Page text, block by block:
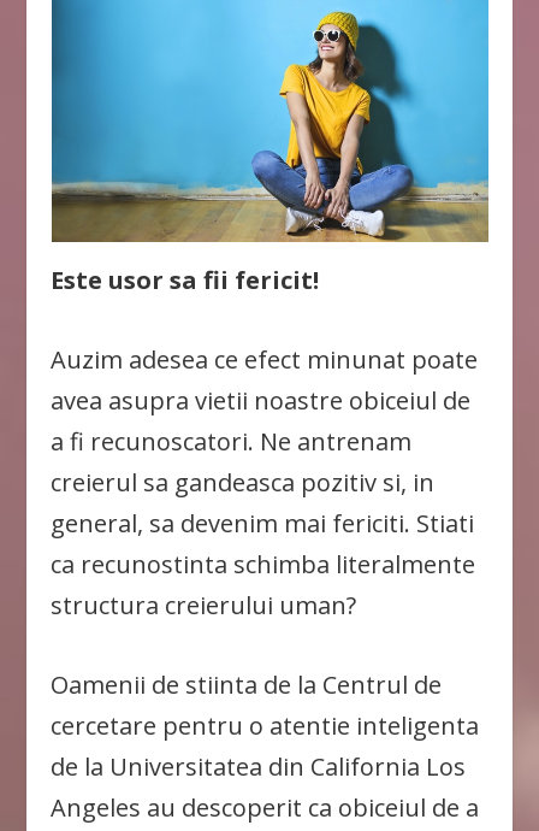
Este usor sa fii fericit!
Auzim adesea ce efect minunat poate
avea asupra vietii noastre obiceiul de
a fi recunoscatori. Ne antrenam
creierul sa gandeasca pozitiv si, in
general, sa devenim mai fericiti. Stiati
ca recunostinta schimba literalmente
structura creierului uman?
Oamenii de stiinta de la Centrul de
cercetare pentru o atentie inteligenta
de la Universitatea din California Los
Angeles au descoperit ca obiceiul de a